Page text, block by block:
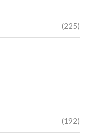
(225)
(192)